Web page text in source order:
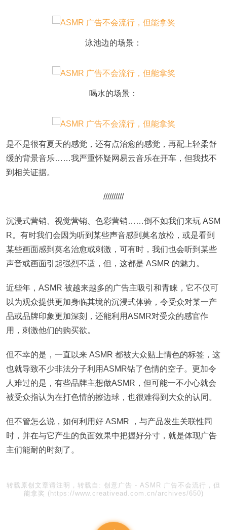
泳池边的场景：
喝水的场景：
是不是很有夏天的感觉，还有点治愈的感觉，再配上轻柔舒
缓的背景音乐……我严重怀疑网易云音乐在开车，但我找不
到相关证据。
//////////
沉浸式营销、视觉营销、色彩营销……倒不如我们来玩 ASM
R。有时我们会因为听到某些声音感到莫名放松，或是看到
某些画面感到莫名治愈或刺激，可有时，我们也会听到某些
声音或画面引起强烈不适，但，这都是 ASMR 的魅力。
近些年，ASMR 被越来越多的广告主吸引和青睐，它不仅可
以为观众提供更加身临其境的沉浸式体验，令受众对某一产
品或品牌印象更加深刻，还能利用ASMR对受众的感官作
用，刺激他们的购买欲。
但不幸的是，一直以来 ASMR 都被大众贴上情色的标签，这
也就导致不少非法分子利用ASMR钻了色情的空子。更加令
人难过的是，有些品牌主想做ASMR，但可能一不小心就会
被受众指认为在打色情的擦边球，也很难得到大众的认同。
但不管怎么说，如何利用好 ASMR ，与产品发生关联性同
时，并在与它产生的负面效果中把握好分寸，就是体现广告
主们能耐的时刻了。
转载原创文章请注明，转载自: 创意广告 - ASMR 广告不会流行，但
能拿奖 (https://www.creativead.com.cn/archives/650)